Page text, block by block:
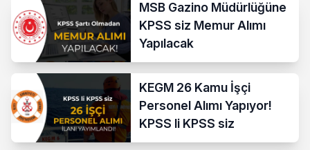
MSB Gazino Müdürlüğüne
KPSS siz Memur Alımı
Yapılacak
KEGM 26 Kamu İşçi
Personel Alımı Yapıyor!
KPSS li KPSS siz